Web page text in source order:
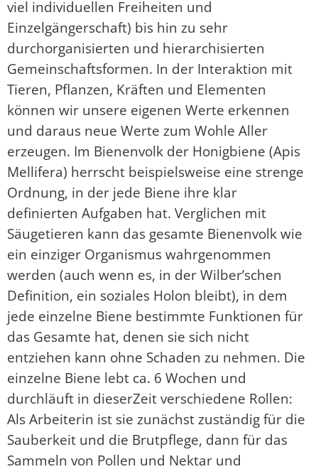
viel individuellen Freiheiten und
Einzelgängerschaft) bis hin zu sehr
durchorganisierten und hierarchisierten
Gemeinschaftsformen. In der Interaktion mit
Tieren, Pflanzen, Kräften und Elementen
können wir unsere eigenen Werte erkennen
und daraus neue Werte zum Wohle Aller
erzeugen. Im Bienenvolk der Honigbiene (Apis
Mellifera) herrscht beispielsweise eine strenge
Ordnung, in der jede Biene ihre klar
definierten Aufgaben hat. Verglichen mit
Säugetieren kann das gesamte Bienenvolk wie
ein einziger Organismus wahrgenommen
werden (auch wenn es, in der Wilber’schen
Definition, ein soziales Holon bleibt), in dem
jede einzelne Biene bestimmte Funktionen für
das Gesamte hat, denen sie sich nicht
entziehen kann ohne Schaden zu nehmen. Die
einzelne Biene lebt ca. 6 Wochen und
durchläuft in dieserZeit verschiedene Rollen:
Als Arbeiterin ist sie zunächst zuständig für die
Sauberkeit und die Brutpflege, dann für das
Sammeln von Pollen und Nektar und